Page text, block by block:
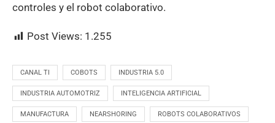
controles y el robot colaborativo.
Post Views: 1.255
CANAL TI COBOTS INDUSTRIA 5.0
INDUSTRIA AUTOMOTRIZ INTELIGENCIA ARTIFICIAL
MANUFACTURA NEARSHORING ROBOTS COLABORATIVOS